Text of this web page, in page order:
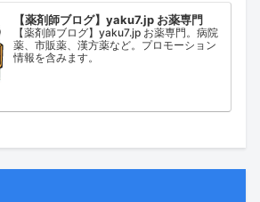
【薬剤師ブログ】yaku7.jp お薬専門
【薬剤師ブログ】yaku7.jp お薬専門。病院
薬、市販薬、漢方薬など。プロモーション
情報を含みます。